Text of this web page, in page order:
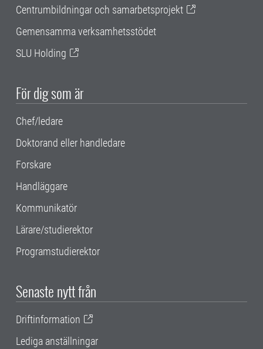
Centrumbildningar och samarbetsprojekt
Gemensamma verksamhetsstödet
SLU Holding
För dig som är
Chef/ledare
Doktorand eller handledare
Forskare
Handläggare
Kommunikatör
Lärare/studierektor
Programstudierektor
Senaste nytt från
Driftinformation
Lediga anställningar